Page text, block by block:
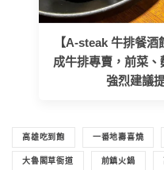
【A-steak 牛排餐
成牛排專賣，前菜、
強烈建議
高雄吃到飽 一番地壽喜燒
大魯閣草衙道 前鎮火鍋